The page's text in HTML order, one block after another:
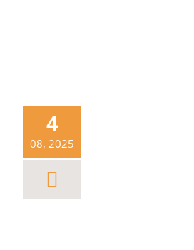
4
08, 2025